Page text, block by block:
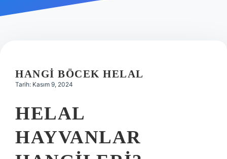
Politikası
HANGI BÖCEK HELAL
Tarih: Kasım 9, 2024
HELAL
HAYVANLAR